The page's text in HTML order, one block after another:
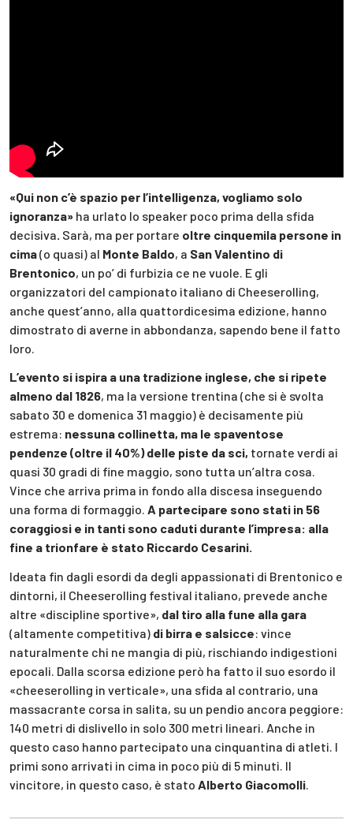
«Qui non c’è spazio per l’intelligenza, vogliamo solo
ignoranza» ha urlato lo speaker poco prima della sfida
decisiva Sarà, ma per portare oltre cinquemila persone in
cima(o quasi) al Monte Baldo, a San Valentino di
Brentonico, un po’ di furbizia ce ne vuole. E gli
organizzatori del campionato italiano di Cheeserolling,
anche quest’anno, alla quattordicesima edizione, hanno
dimostrato di averne in abbondanza, sapendo bene il fatto
loro.
L’evento si ispira a una tradizione inglese, che si ripete
almeno dal 1826, ma la versione trentina (che si è svolta
sabato 30 e domenica 31 maggio) è decisamente più
estrema: nessuna collinetta, ma le spaventose
pendenze (oltre il 40%) delle piste da sci, tornate verdi ai
quasi 30 gradi di fine maggio, sono tutta un’altra cosa.
Vince che arriva prima in fondo alla discesa inseguendo
una forma di formaggio. A partecipare sono stati in 56
coraggiosi e in tanti sono caduti durante l’impresa: alla
fine a trionfare è stato Riccardo Cesarini.
Ideata fin dagli esordi da degli appassionati di Brentonico e
dintorni, il Cheeserolling festival italiano, prevede anche
altre «discipline sportive», dal tiro alla fune alla gara
(altamente competitiva) di birra e salsicce: vince
naturalmente chi ne mangia di più, rischiando indigestioni
epocali. Dalla scorsa edizione però ha fatto il suo esordo il
«cheeserolling in verticale», una sfida al contrario, una
massacrante corsa in salita, su un pendio ancora peggiore:
140 metri di dislivello in solo 300 metri lineari. Anche in
questo caso hanno partecipato una cinquantina di atleti. I
primi sono arrivati in cima in poco più di 5 minuti. Il
vincitore, in questo caso, è stato Alberto Giacomolli.